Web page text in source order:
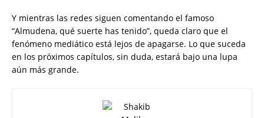
Y mientras las redes siguen comentando el famoso
“Almudena, qué suerte has tenido”, queda claro que el
fenómeno mediático está lejos de apagarse. Lo que suceda
en los próximos capítulos, sin duda, estará bajo una lupa
aún más grande.